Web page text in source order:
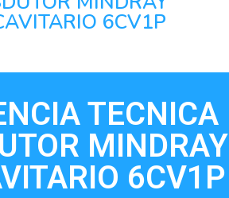
6CV1P
TECNICA
MINDRAY
6CV1P